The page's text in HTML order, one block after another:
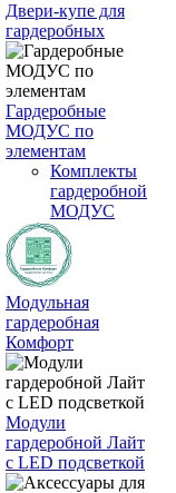
Двери-купе для
гардеробных
Гардеробные
МОДУС по
элементам
Комплекты
гардеробной
МОДУС
Модульная
гардеробная
Комфорт
Модули
гардеробной Лайт
с LED подсветкой